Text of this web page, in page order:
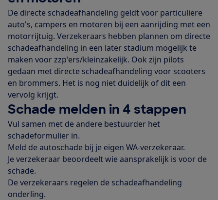
De directe schadeafhandeling geldt voor particuliere
auto's, campers en motoren bij een aanrijding met een
motorrijtuig. Verzekeraars hebben plannen om directe
schadeafhandeling in een later stadium mogelijk te
maken voor zzp'ers/kleinzakelijk. Ook zijn pilots
gedaan met directe schadeafhandeling voor scooters
en brommers. Het is nog niet duidelijk of dit een
vervolg krijgt.
Schade melden in 4 stappen
Vul samen met de andere bestuurder het
schadeformulier in.
Meld de autoschade bij je eigen WA-verzekeraar.
Je verzekeraar beoordeelt wie aansprakelijk is voor de
schade.
De verzekeraars regelen de schadeafhandeling
onderling.